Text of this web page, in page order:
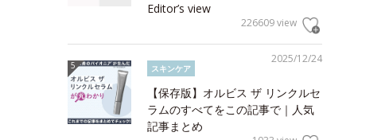
Editor’s view
226609 view
2025/12/24
スキンケア
【保存版】オルビス ザ リンクルセ
ラムのすべてをこの記事で｜人気
記事まとめ